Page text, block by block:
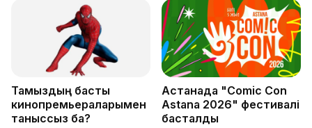
Тамыздың басты
кинопремьераларымен
таныссыз ба?
Астанада "Comic Con
Astana 2026" фестивалі
басталды